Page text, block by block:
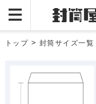
トップ > 封筒サイズ一覧